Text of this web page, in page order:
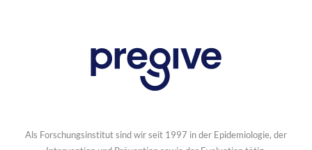
Als Forschungsinstitut sind wir seit 1997 in der Epidemiologie, der